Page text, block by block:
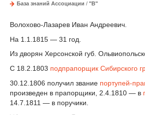
База знаний Ассоциации / "В"
Волохово-Лазарев Иван Андреевич.
На 1.1.1815 — 31 год.
Из дворян Херсонской губ.
С 18.2.1803 подпрапорщик Сибирского
30.12.1806 получил звание портупей-
произведен в прапорщики, 2.4.1810 — в
14.7.1811 — в поручики.